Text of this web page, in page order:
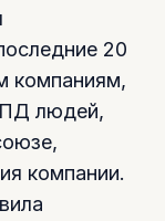
20
компаниям,
людей,
компании.